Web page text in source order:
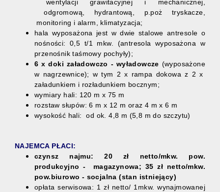
wentylacji grawitacyjnej i mechanicznej,
odgromową, hydrantową, p.poż tryskacze,
monitoring i alarm, klimatyzacja;
hala wyposażona jest w dwie stalowe antresole o
nośności: 0,5 t/1 mkw. (antresola wyposażona w
przenośnik taśmowy pochyły);
6 x doki załadowczo - wyładowcze (wyposażone
w nagrzewnice); w tym 2 x rampa dokowa z 2 x
załadunkiem i rozładunkiem bocznym;
wymiary hali: 120 m x 75 m
rozstaw słupów: 6 m x 12 m oraz 4 m x 6 m
wysokość hali: od ok. 4,8 m (5,8 m do szczytu)
NAJEMCA PŁACI:
czynsz najmu: 20 zł netto/mkw. pow.
produkcyjno - magazynowa; 35 zł netto/mkw.
pow.biurowo - socjalna (stan istniejący)
opłata serwisowa: 1 zł netto/ 1mkw. wynajmowanej